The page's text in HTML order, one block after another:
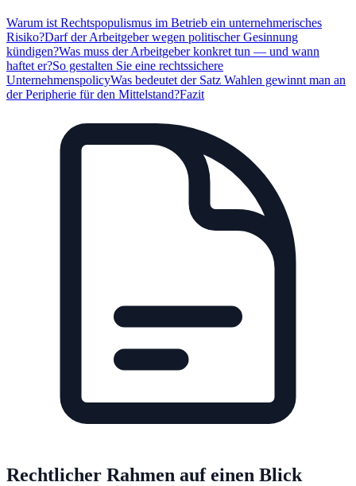
Warum ist Rechtspopulismus im Betrieb ein unternehmerisches
Risiko?Darf der Arbeitgeber wegen politischer Gesinnung
kündigen?Was muss der Arbeitgeber konkret tun — und wann
haftet er?So gestalten Sie eine rechtssichere
UnternehmenspolicyWas bedeutet der Satz Wahlen gewinnt man an
der Peripherie für den Mittelstand?Fazit
Rechtlicher Rahmen auf einen Blick